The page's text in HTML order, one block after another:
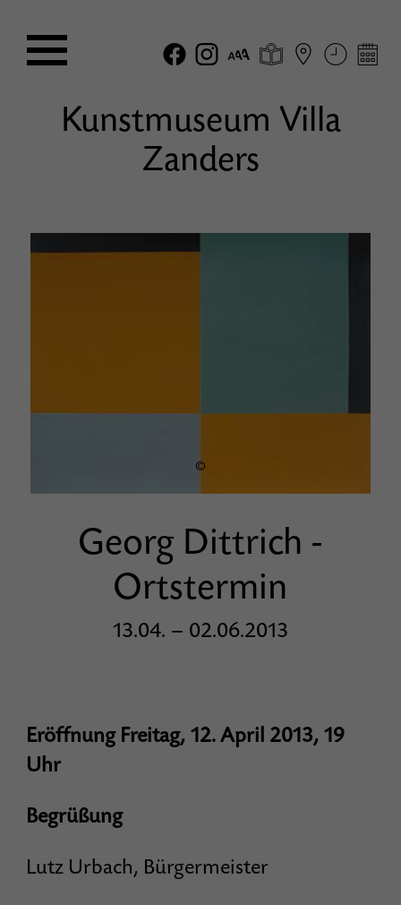
Kunstmuseum Villa
Zanders
©
Georg Dittrich -
Ortstermin
13.04. – 02.06.2013
Eröffnung Freitag, 12. April 2013, 19
Uhr
Begrüßung
Lutz Urbach, Bürgermeister